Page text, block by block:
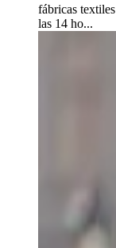
fábricas
las 14 ho...